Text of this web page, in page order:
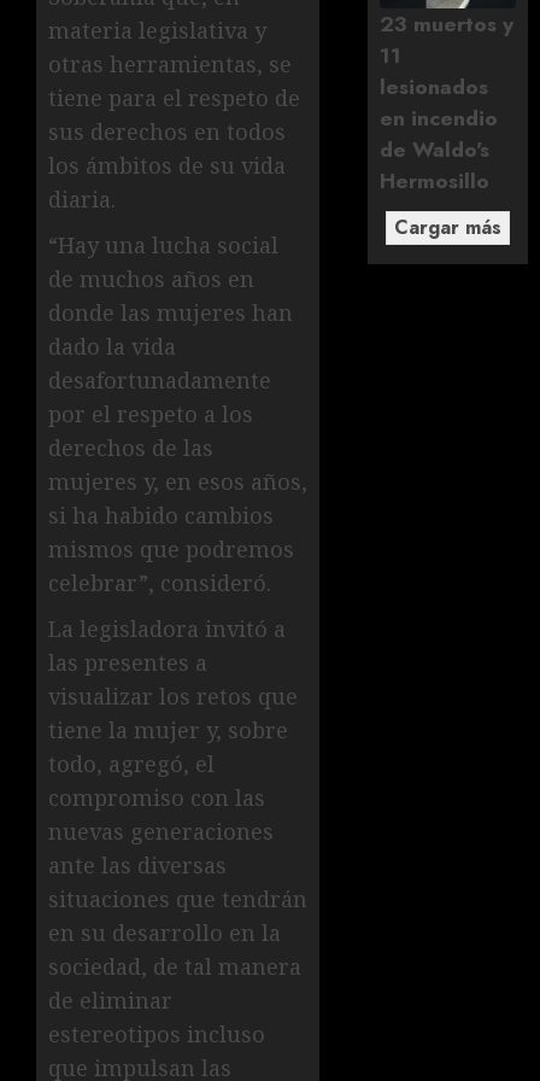
materia legislativa y
otras herramientas, se
tiene para el respeto de
sus derechos en todos
los ámbitos de su vida
diaria.
“Hay una lucha social
de muchos años en
donde las mujeres han
dado la vida
desafortunadamente
por el respeto a los
derechos de las
mujeres y, en esos años,
si ha habido cambios
mismos que podremos
celebrar”, consideró.
La legisladora invitó a
las presentes a
visualizar los retos que
tiene la mujer y, sobre
todo, agregó, el
compromiso con las
nuevas generaciones
ante las diversas
situaciones que tendrán
en su desarrollo en la
sociedad, de tal manera
de eliminar
estereotipos incluso
que impulsan las
23 muertos y
11
lesionados
en incendio
de Waldo's
Hermosillo
Cargar más